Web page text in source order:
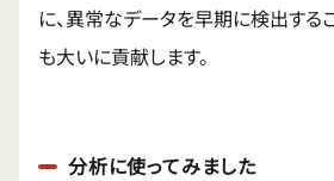
に、異常なデータを早期に検出する
も大いに貢献します。
分析に使ってみました